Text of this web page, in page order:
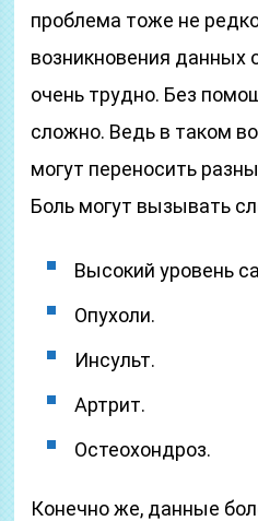
проблема тоже не
возникновения данных
очень трудно. Без
сложно. Ведь в таком
могут переносить
Боль могут вызывать
Высокий уровень
Опухоли.
Инсульт.
Артрит.
Остеохондроз.
Конечно же, данные